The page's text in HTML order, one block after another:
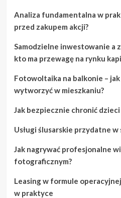
Analiza fundamentalna w
przed zakupem akcji?
Samodzielne inwestowanie a
kto ma przewagę na rynku
Fotowoltaika na balkonie –
wytworzyć w mieszkaniu?
Jak bezpiecznie chronić
Usługi ślusarskie przydatne
Jak nagrywać profesjonalne
fotograficznym?
Leasing w formule
w praktyce